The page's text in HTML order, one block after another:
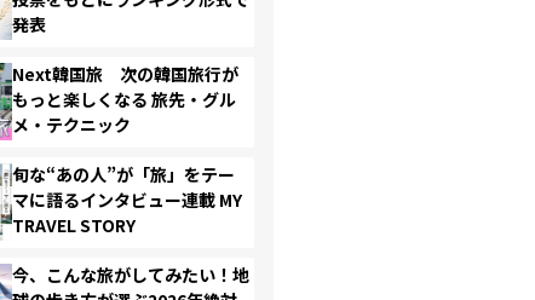
発表
Next韓国旅 次の韓国旅行が
もっと楽しくなる 旅先・グル
メ・テクニック
旬な“あの人”が「旅」をテー
マに語るインタビュー連載 MY
TRAVEL STORY
今、こんな旅がしてみたい！地